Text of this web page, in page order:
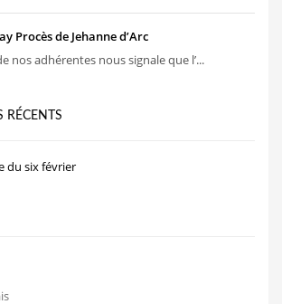
Procès de Jehanne d’Arc
nos adhérentes nous signale que l’...
RÉCENTS
du six février